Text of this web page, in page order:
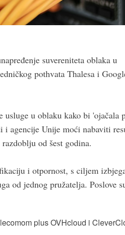
suvereniteta oblaka u
pothvata Thalesa i
u oblaku kako bi 'ojačala
agencije Unije moći nabaviti
razdoblju od šest godina.
i otpornost, s ciljem
od jednog pružatelja. Poslove
plus OVHcloud i